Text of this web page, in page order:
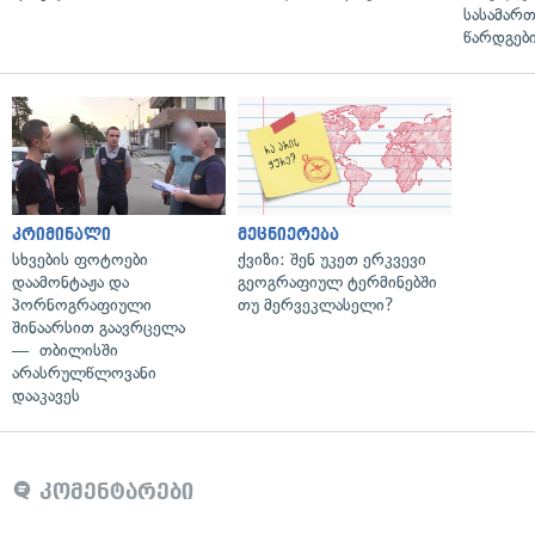
კრიმინალი
სხვების ფოტოები
დაამონტაჟა და
პორნოგრაფიული
შინაარსით გაავრცელა
— თბილისში
არასრულწლოვანი
დააკავეს
მეცნიერება
ქვიზი: შენ უკეთ ერკვევი
გეოგრაფიულ ტერმინებში
თუ მერვეკლასელი?
კომენტარები